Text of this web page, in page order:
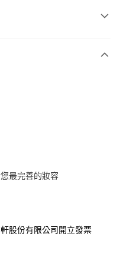
的支付方式。 讓您購物簡單
最完善的妝容
股份有限公司開立發票